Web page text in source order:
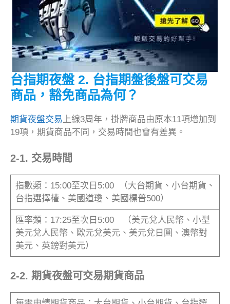
台指期夜盤 2. 台指期盤後盤可交易
商品，豁免商品為何？
期貨夜盤交易上線3周年，掛牌商品由原本11項增加到
19項，期貨商品不同，交易時間也會有差異。
2-1. 交易時間
指數類：15:00至次日5:00 （大台期貨、小台期貨、
台指選擇權、美國道瓊、美國標普500）
匯率類：17:25至次日5:00 （美元兌人民幣、小型
美元兌人民幣、歐元兌美元、美元兌日圓、澳幣對
美元、英鎊對美元）
2-2. 期貨夜盤可交易期貨商品